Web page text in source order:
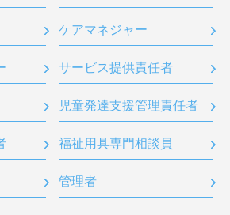
ケアマネジャー
サービス提供責任者
児童発達支援管理責任者
福祉用具専門相談員
管理者